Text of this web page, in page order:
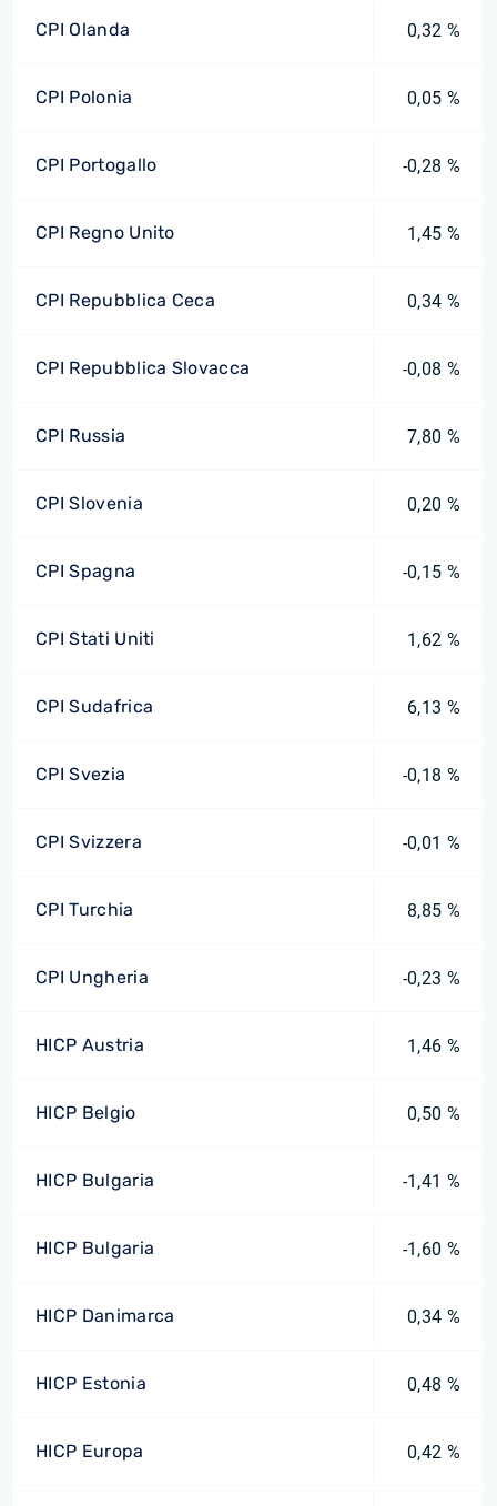
CPI Olanda 0,32 %
CPI Polonia 0,05 %
CPI Portogallo -0,28 %
CPI Regno Unito 1,45 %
CPI Repubblica Ceca 0,34 %
CPI Repubblica Slovacca -0,08 %
CPI Russia 7,80 %
CPI Slovenia 0,20 %
CPI Spagna -0,15 %
CPI Stati Uniti 1,62 %
CPI Sudafrica 6,13 %
CPI Svezia -0,18 %
CPI Svizzera -0,01 %
CPI Turchia 8,85 %
CPI Ungheria -0,23 %
HICP Austria 1,46 %
HICP Belgio 0,50 %
HICP Bulgaria -1,41 %
HICP Bulgaria -1,60 %
HICP Danimarca 0,34 %
HICP Estonia 0,48 %
HICP Europa 0,42 %